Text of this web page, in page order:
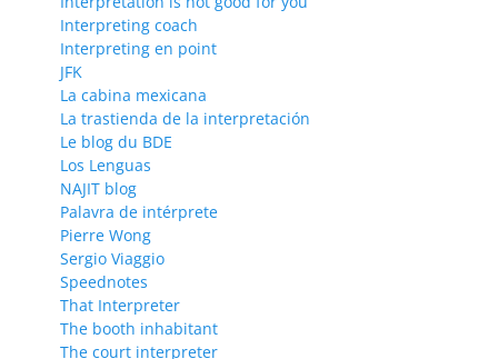
Interpreting coach
Interpreting en point
JFK
La cabina mexicana
La trastienda de la interpretación
Le blog du BDE
Los Lenguas
NAJIT blog
Palavra de intérprete
Pierre Wong
Sergio Viaggio
Speednotes
That Interpreter
The booth inhabitant
The court interpreter